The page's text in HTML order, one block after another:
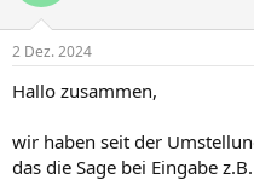
l
e
r
t
2 Dez. 2024
Hallo zusammen,
wir haben seit der
das die Sage bei Eingabe